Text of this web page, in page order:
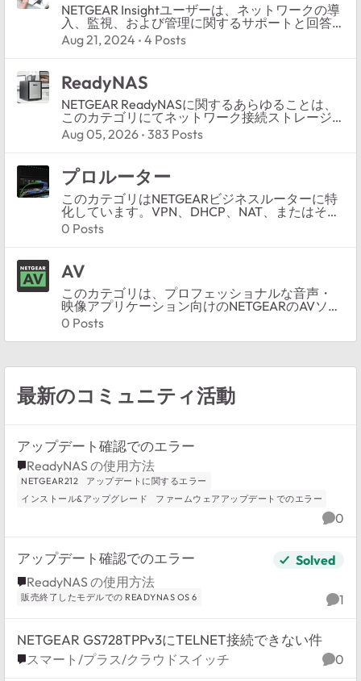
NETGEAR Insightユーザーは、ネットワークの導
入、監視、および管理に関するサポートと回答
をここで見つけることができます。
Aug 21, 2024 4 Posts
ReadyNAS
NETGEAR ReadyNASに関するあらゆることは、
このカテゴリにてネットワーク接続ストレージ
ソリューションのサポートを提供します。設
定、RAID保護、またはバックアップに関するサ
ReadyNASユーザーや専門家から回答を得ましょ
う。
Aug 05, 2026 383 Posts
プロルーター
このカテゴリはNETGEARビジネスルーターに特
化しています。VPN、DHCP、NAT、またはその
他の機能に関するサポートが必要な場合は、こ
こに質問を投稿し、コミュニティから支援を得
0 Posts
AV
このカテゴリは、プロフェッショナルな音声・
映像アプリケーション向けのNETGEARのAVソリ
ューションに焦点を当てています。AV over IPの
導入設定をしている場合、またはEngageに関す
るヘルプが必要な場合は、コミュニティとの話
0 Posts
最新のコミュニティ活動
アップデート確認でのエラー
Place ReadyNAS の使用方法
ReadyNAS の使用方法
NETGEAR212
アップデートに関するエラー
インストール&アップグレード
ファームウェアアップデートでのエラー
0
アップデート確認でのエラー
Solved
Place ReadyNAS の使用方法
ReadyNAS の使用方法
販売終了したモデルでの READYNAS OS 6 1
NETGEAR GS728TPPv3にTELNET接続できない件
Place スマート/プラス/クラウドスイッチ
スマート/プラス/クラウドスイッチ 0